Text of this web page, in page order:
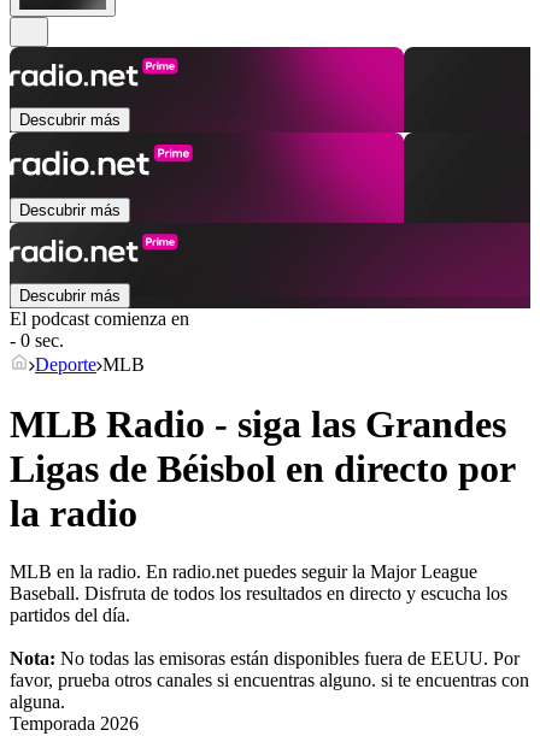
Descubrir más
Descubrir más
Descubrir más
El podcast comienza en
- 0 sec.
Deporte MLB
MLB Radio - siga las Grandes
Ligas de Béisbol en directo por
la radio
MLB en la radio. En radio.net puedes seguir la Major League
Baseball. Disfruta de todos los resultados en directo y escucha los
partidos del día.
Nota: No todas las emisoras están disponibles fuera de EEUU. Por
favor, prueba otros canales si encuentras alguno. si te encuentras con
alguna.
Temporada 2026